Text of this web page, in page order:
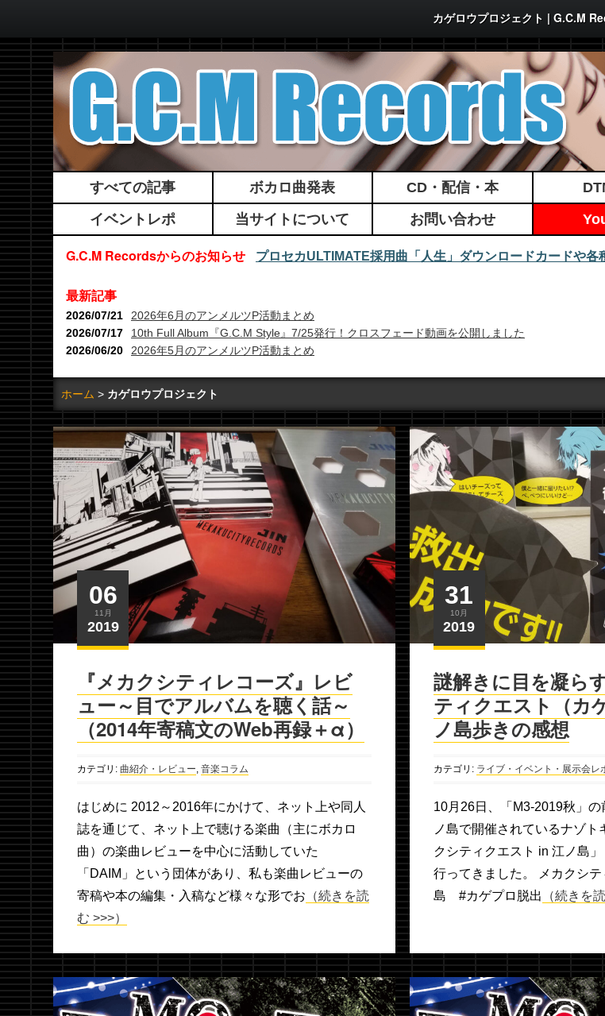
カゲロウプロジェクト | G.C.M
すべての記事 ボカロ曲発表 CD・配信・本
イベントレポ
当サイトについて お問い合わせ
G.C.M Recordsからのお知らせ プロセカULTIMATE採用曲「人生」ダウンロードカードや各
最新記事
2026年6月のアンメルツP活動まとめ
2026/07/21
10th Full Album『G.C.M Style』7/25発行！クロスフェード動画を公開しました
2026/07/17
2026年5月のアンメルツP活動まとめ
2026/06/20
ホーム カゲロウプロジェクト
06
11月
2019
『メカクシティレコーズ』レビ
ュー～目でアルバムを聴く話～
（2014年寄稿文のWeb再録＋α）
カテゴリ: 曲紹介・レビュー, 音楽コラム
はじめに 2012～2016年にかけて、ネット上や同人
誌を通じて、ネット上で聴ける楽曲（主にボカロ
曲）の楽曲レビューを中心に活動していた
「DAIM」という団体があり、私も楽曲レビューの
寄稿や本の編集・入稿など様々な形でお （続きを読
む >>>）
31
10月
2019
謎解きに目を凝ら
ティクエスト（カ
ノ島歩きの感想
カテゴリ: ライブ・イベント・展示会レ
10月26日、「M3-2019秋」
ノ島で開催されているナゾト
クシティクエスト in 江ノ島
行ってきました。 メカクシ
島 #カゲプロ脱出
（続きを